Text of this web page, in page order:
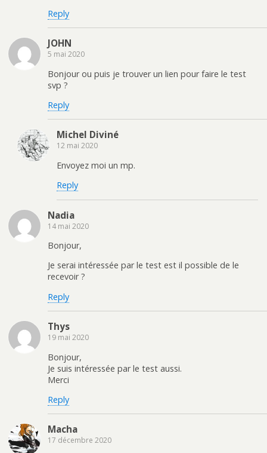
Reply
JOHN
5 mai 2020
Bonjour ou puis je trouver un lien pour faire le test
svp ?
Reply
Michel Diviné
12 mai 2020
Envoyez moi un mp.
Reply
Nadia
14 mai 2020
Bonjour,
Je serai intéressée par le test est il possible de le
recevoir ?
Reply
Thys
19 mai 2020
Bonjour,
Je suis intéressée par le test aussi.
Merci
Reply
Macha
17 décembre 2020